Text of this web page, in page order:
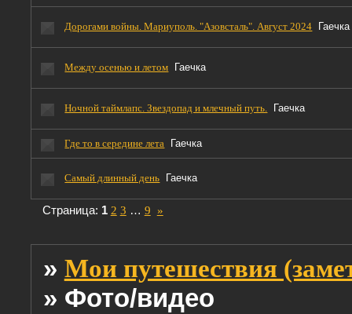
Дорогами войны. Мариуполь. "Азовсталь". Август 2024 Гаечка
Между осенью и летом Гаечка
Ночной таймлапс. Звездопад и млечный путь. Гаечка
Где то в середине лета Гаечка
Самый длинный день Гаечка
Страница: 1 2 3 … 9 »
» Мои путешествия
» Фото/видео